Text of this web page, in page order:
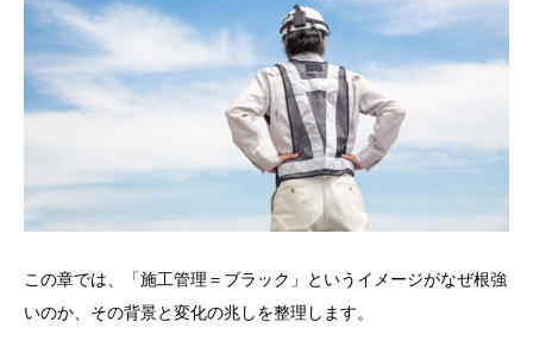
この章では、「施工管理＝ブラック」というイメージがなぜ根強
いのか、その背景と変化の兆しを整理します。